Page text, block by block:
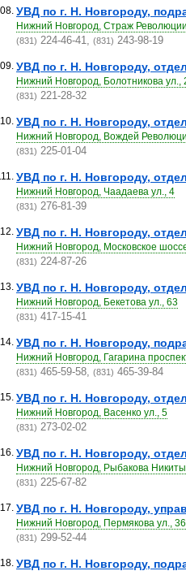
УВД по г. Н. Новгороду,
Нижний Новгород, Страж
(831) 224-46-41, (831) 243-98-19
УВД по г. Н. Новгороду,
Нижний Новгород, Болотникова ул.,
(831) 221-28-32
УВД по г. Н. Новгороду,
Нижний Новгород, Вождей
(831) 225-01-04
УВД по г. Н. Новгороду,
Нижний Новгород, Чаадаева ул., 4
(831) 276-81-39
УВД по г. Н. Новгороду,
Нижний Новгород, Московское
(831) 224-87-26
УВД по г. Н. Новгороду,
Нижний Новгород, Бекетова ул., 63
(831) 417-15-41
УВД по г. Н. Новгороду,
Нижний Новгород, Гагарина
(831) 465-59-58, (831) 465-39-84
УВД по г. Н. Новгороду,
Нижний Новгород, Васенко ул., 5
(831) 273-02-02
УВД по г. Н. Новгороду,
Нижний Новгород, Рыбакова
(831) 225-67-82
УВД по г. Н. Новгороду,
Нижний Новгород, Пермякова ул., 36
(831) 299-52-44
УВД по г. Н. Новгороду,